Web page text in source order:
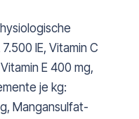
IE, Vitamin C
E 400 mg,
je kg:
Mangansulfat-